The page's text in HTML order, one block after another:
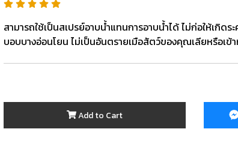
สามารถใช้เป็นสเปรย์อาบน้ำแทนการอาบน้ำได้ ไม่ก่อให้เกิดร
บอบบางอ่อนโยน ไม่เป็นอันตรายเมือสัตว์ของคุณเลียหรือเข้
Add to Cart